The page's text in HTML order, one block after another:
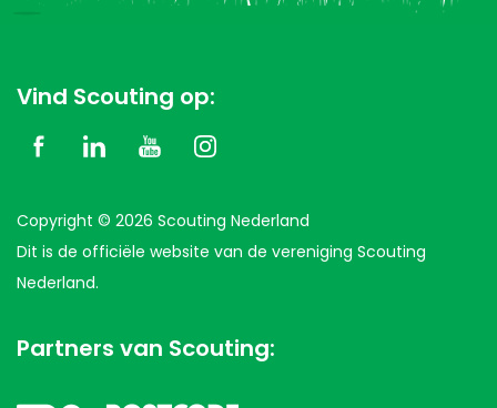
Vind Scouting op:
Copyright © 2026 Scouting Nederland
Dit is de officiële website van de vereniging Scouting
Nederland.
Partners van Scouting: